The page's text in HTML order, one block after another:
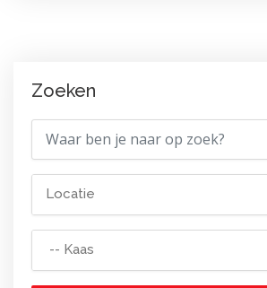
Zoeken
Locatie
-- Kaas